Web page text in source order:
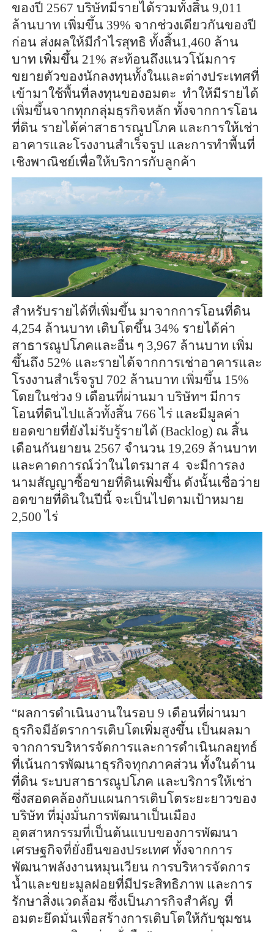
ของปี 2567 บริษัทมีรายได้รวมทั้งสิ้น 9,011
ล้านบาท เพิ่มขึ้น 39% จากช่วงเดียวกันของปี
ก่อน ส่งผลให้มีกำไรสุทธิ ทั้งสิ้น1,460 ล้าน
บาท เพิ่มขึ้น 21% สะท้อนถึงแนวโน้มการ
ขยายตัวของนักลงทุนทั้งในและต่างประเทศที่
เข้ามาใช้พื้นที่ลงทุนของอมตะ ทำให้มีรายได้
เพิ่มขึ้นจากทุกกลุ่มธุรกิจหลัก ทั้งจากการโอน
ที่ดิน รายได้ค่าสาธารณูปโภค และการให้เช่า
อาคารและโรงงานสำเร็จรูป และการทำพื้นที่
เชิงพาณิชย์เพื่อให้บริการกับลูกค้า
สำหรับรายได้ที่เพิ่มขึ้น มาจากการโอนที่ดิน
4,254 ล้านบาท เติบโตขึ้น 34% รายได้ค่า
สาธารณูปโภคและอื่น ๆ 3,967 ล้านบาท เพิ่ม
ขึ้นถึง 52% และรายได้จากการเช่าอาคารและ
โรงงานสำเร็จรูป 702 ล้านบาท เพิ่มขึ้น 15%
โดยในช่วง 9 เดือนที่ผ่านมา บริษัทฯ มีการ
โอนที่ดินไปแล้วทั้งสิ้น 766 ไร่ และมีมูลค่า
ยอดขายที่ยังไม่รับรู้รายได้ (Backlog) ณ สิ้น
เดือนกันยายน 2567 จำนวน 19,269 ล้านบาท
และคาดการณ์ว่าในไตรมาส 4 จะมีการลง
นามสัญญาซื้อขายที่ดินเพิ่มขึ้น ดังนั้นเชื่อว่าย
อดขายที่ดินในปีนี้ จะเป็นไปตามเป้าหมาย
2,500 ไร่
“ผลการดำเนินงานในรอบ 9 เดือนที่ผ่านมา
ธุรกิจมีอัตราการเติบโตเพิ่มสูงขึ้น เป็นผลมา
จากการบริหารจัดการและการดำเนินกลยุทธ์
ที่เน้นการพัฒนาธุรกิจทุกภาคส่วน ทั้งในด้าน
ที่ดิน ระบบสาธารณูปโภค และบริการให้เช่า
ซึ่งสอดคล้องกับแผนการเติบโตระยะยาวของ
บริษัท ที่มุ่งมั่นการพัฒนาเป็นเมือง
อุตสาหกรรมที่เป็นต้นแบบของการพัฒนา
เศรษฐกิจที่ยั่งยืนของประเทศ ทั้งจากการ
พัฒนาพลังงานหมุนเวียน การบริหารจัดการ
น้ำและขยะมูลฝอยที่มีประสิทธิภาพ และการ
รักษาสิ่งแวดล้อม ซึ่งเป็นภารกิจสำคัญ ที่
อมตะยึดมั่นเพื่อสร้างการเติบโตให้กับชุมชน